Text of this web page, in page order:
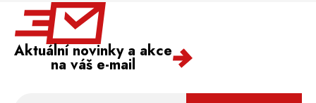
Aktuální novinky a akce
na váš e-mail